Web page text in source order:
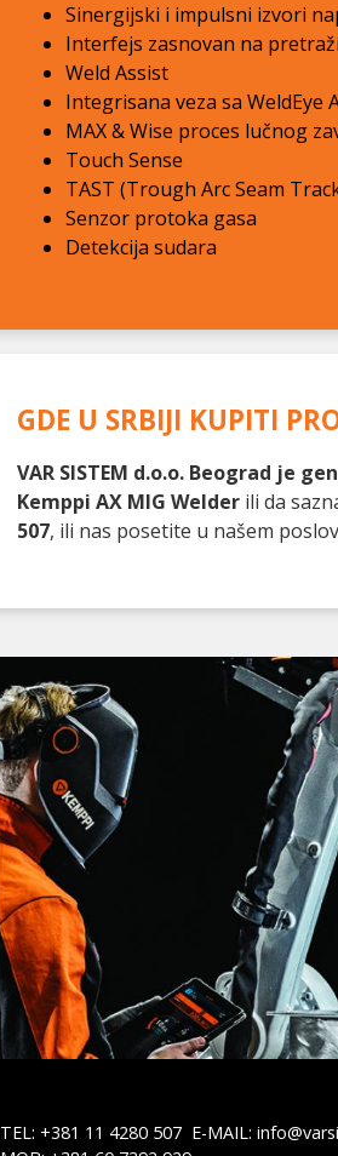
Sinergijski i impulsni izvori
Interfejs zasnovan na
Weld Assist
Integrisana veza sa WeldEye
MAX & Wise proces lučnog
Touch Sense
TAST (Trough Arc Seam
Senzor protoka gasa
Detekcija sudara
GDE U SRBIJI KUPITI
VAR SISTEM d.o.o. Beograd je
Kemppi AX MIG Welder ili da
507, ili nas posetite u našem
TEL: +381 11 4280 507 E-MAIL: